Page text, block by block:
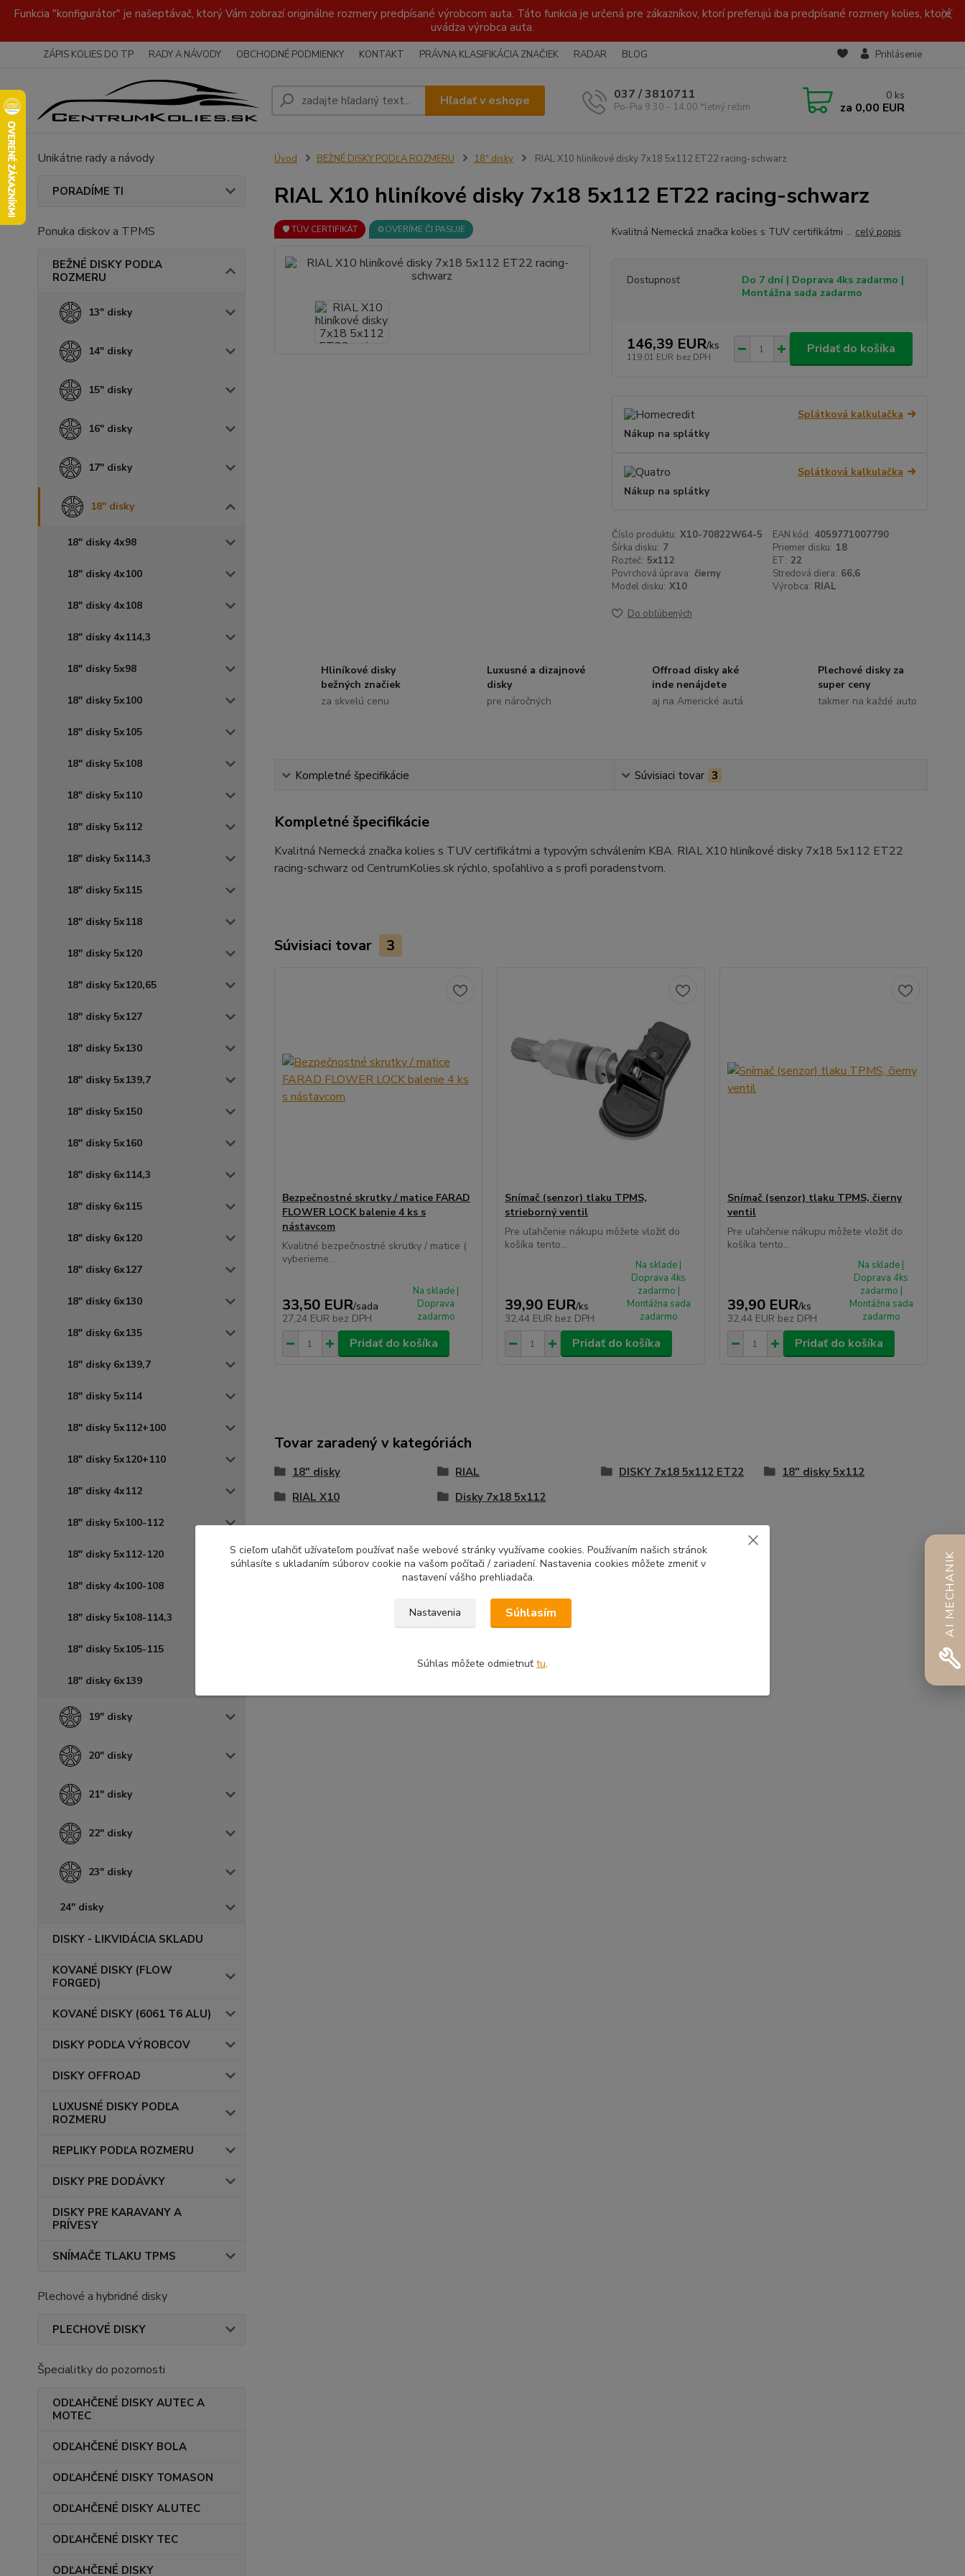
Funkcia "konfigurátor" je našeptávač, ktorý Vám zobrazí originálne rozmery predpísané výrobcom auta. Táto funkcia je určená pre zákazníkov, ktorí preferujú iba predpísané rozmery kolies, ktoré
uvádza výrobca auta.
ZÁPIS KOLIES DO TP RADY A NÁVODY OBCHODNÉ PODMIENKY KONTAKT PRÁVNA KLASIFIKÁCIA ZNAČIEK RADAR BLOG Prihlásenie
Hľadať v eshope 037 / 3810711
Po-Pia 9.30 - 14.00 *letný režim
0 ks
za 0,00 EUR
Unikátne rady a návody
PORADÍME TI
Ponuka diskov a TPMS
BEŽNÉ DISKY PODĽA
ROZMERU
13" disky
14" disky
15" disky
16" disky
17" disky
18" disky
18" disky 4x98
18" disky 4x100
18" disky 4x108
18" disky 4x114,3
18" disky 5x98
18" disky 5x100
18" disky 5x105
18" disky 5x108
18" disky 5x110
18" disky 5x112
18" disky 5x114,3
18" disky 5x115
18" disky 5x118
18" disky 5x120
18" disky 5x120,65
18" disky 5x127
18" disky 5x130
18" disky 5x139,7
18" disky 5x150
18" disky 5x160
18" disky 6x114,3
18" disky 6x115
18" disky 6x120
18" disky 6x127
18" disky 6x130
18" disky 6x135
18" disky 6x139,7
18" disky 5x114
18" disky 5x112+100
18" disky 5x120+110
18" disky 4x112
18" disky 5x100-112
18" disky 5x112-120
18" disky 4x100-108
18" disky 5x108-114,3
18" disky 5x105-115
18" disky 6x139
19" disky
20" disky
21" disky
22" disky
23" disky
24" disky
DISKY - LIKVIDÁCIA SKLADU
KOVANÉ DISKY (FLOW
FORGED)
KOVANÉ DISKY (6061 T6 ALU)
DISKY PODĽA VÝROBCOV
DISKY OFFROAD
LUXUSNÉ DISKY PODĽA
ROZMERU
REPLIKY PODĽA ROZMERU
DISKY PRE DODÁVKY
DISKY PRE KARAVANY A
PRÍVESY
SNÍMAČE TLAKU TPMS
Plechové a hybridné disky
PLECHOVÉ DISKY
Špecialitky do pozornosti
ODĽAHČENÉ DISKY AUTEC A
MOTEC
ODĽAHČENÉ DISKY BOLA
ODĽAHČENÉ DISKY TOMASON
ODĽAHČENÉ DISKY ALUTEC
ODĽAHČENÉ DISKY TEC
ODĽAHČENÉ DISKY
Úvod BEŽNÉ DISKY PODĽA ROZMERU 18" disky RIAL X10 hliníkové disky 7x18 5x112 ET22 racing-schwarz
RIAL X10 hliníkové disky 7x18 5x112 ET22 racing-schwarz
🛡️ TÜV CERTIFIKÁT ⚙️OVERÍME ČI PASUJE Kvalitná Nemecká značka kolies s TUV certifikátmi ... celý popis
Dostupnosť
Do 7 dní | Doprava 4ks zadarmo |
Montážna sada zadarmo
146,39 EUR/ks
119,01 EUR bez DPH
Pridať do košíka
Splátková kalkulačka
Nákup na splátky
Splátková kalkulačka
Nákup na splátky
Číslo produktu: X10-70822W64-5 EAN kód: 4059771007790
Šírka disku: 7 Priemer disku: 18
Rozteč: 5x112 ET: 22
Povrchová úprava: čierny Stredová diera: 66,6
Model disku: X10 Výrobca: RIAL
Do obľúbených
Hliníkové disky
bežných značiek
za skvelú cenu
Luxusné a dizajnové
disky
pre náročných
Offroad disky aké
inde nenájdete
aj na Americké autá
Plechové disky za
super ceny
takmer na každé auto
Kompletné špecifikácie Súvisiaci tovar 3
Kompletné špecifikácie
Kvalitná Nemecká značka kolies s TUV certifikátmi a typovým schválením KBA. RIAL X10 hliníkové disky 7x18 5x112 ET22
racing-schwarz od CentrumKolies.sk rýchlo, spoľahlivo a s profi poradenstvom.
Súvisiaci tovar 3
Bezpečnostné skrutky / matice FARAD
FLOWER LOCK balenie 4 ks s
nástavcom
Kvalitné bezpečnostné skrutky / matice (
vyberieme...
33,50 EUR/sada
27,24 EUR bez DPH
Na sklade |
Doprava
zadarmo
Pridať do košíka
Snímač (senzor) tlaku TPMS,
strieborný ventil
Pre uľahčenie nákupu môžete vložiť do
košíka tento...
39,90 EUR/ks
32,44 EUR bez DPH
Na sklade |
Doprava 4ks
zadarmo |
Montážna sada
zadarmo
Pridať do košíka
Snímač (senzor) tlaku TPMS, čierny
ventil
Pre uľahčenie nákupu môžete vložiť do
košíka tento...
39,90 EUR/ks
32,44 EUR bez DPH
Na sklade |
Doprava 4ks
zadarmo |
Montážna sada
zadarmo
Pridať do košíka
Tovar zaradený v kategóriách
18" disky RIAL DISKY 7x18 5x112 ET22
18" disky 5x112
RIAL X10
Disky 7x18 5x112
AI MECHANIK
S cieľom uľahčiť užívateľom používať naše webové stránky využívame cookies. Používaním našich stránok
súhlasíte s ukladaním súborov cookie na vašom počítači / zariadení. Nastavenia cookies môžete zmeniť v
nastavení vášho prehliadača.
Nastavenia Súhlasím
Súhlas môžete odmietnuť tu.